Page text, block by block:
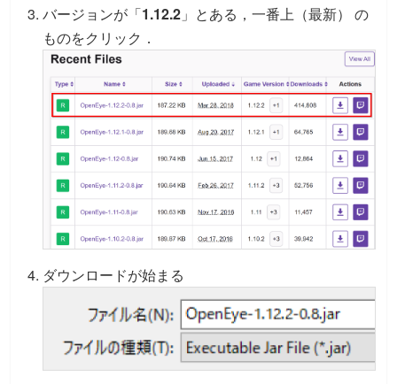
バージョンが「1.12.2 」とある，一番上（最新） の
ものをクリック．
ダウンロードが始まる